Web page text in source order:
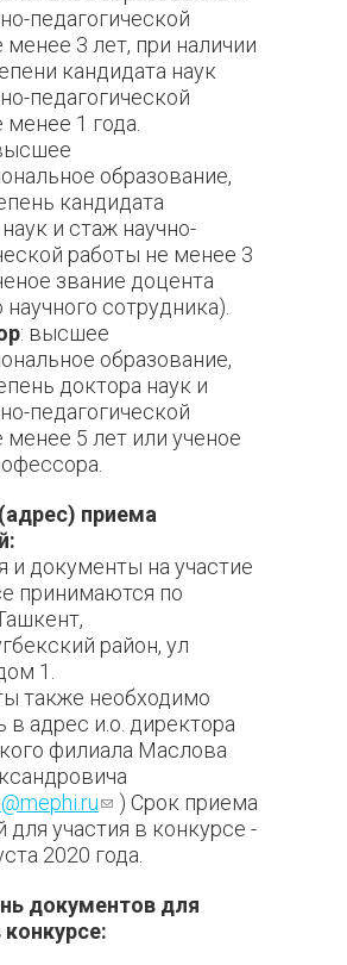
педагогической
менее 3 лет, при наличии
кандидата наук
педагогической
1 года.
образование,
кандидата
и стаж научно-
работы не менее 3
звание доцента
сотрудника).
: высшее
образование,
доктора наук и
педагогической
менее 5 лет или ученое
приема
и документы на участие
принимаются по
район, ул
1.
также необходимо
в адрес и.о. директора
филиала Маслова
(ссылка для
отправки email)
) Срок приема
для участия в конкурсе -
2020 года.
документов для
конкурсе: